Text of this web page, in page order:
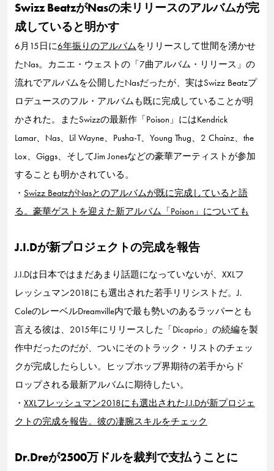
Swizz BeatzがNasの未リリースのアルバムが完
成していると明かす
6月15日に6年振りのアルバムをリリースして世間を湧かせ
たNas。カニエ・ウェストの「7曲アルバム・リリース」の
流れでアルバムを公開したNasだったが、実はSwizz Beatzプ
ロデュースのフル・アルバムも既に完成していることが明
かされた。またSwizzの最新作「Poison」にはKendrick
Lamar、Nas、Lil Wayne、Pusha-T、Young Thug、2 Chainz、the
Lox、Giggs、そしてJim Jonesなどの豪華アーティストが参加
することも明かされている。
・ Swizz BeatzがNasとのアルバムが既に完成していると語
る。豪華ゲストを迎えた新アルバム「Poison」についても
J.I.Dが新プロジェクトの完成を報告
J.I.Dは日本ではまだあまり話題になっていないが、XXLフ
レッシュマン2018にも選出された若手リリシストだ。J.
ColeのレーベルDreamville内で最も勢いのあるラッパーとも
言える彼は、2015年にリリースした「Dicaprio」の続編を製
作中だったのだが、ついにそのトラック・リストのチェッ
クが完成したらしい。ヒップホップ界期待の若手からド
ロップされる最新アルバムに期待したい。
・ XXLフレッシュマン2018にも選出されたJ.I.Dが新プロジェ
クトの完成を報告。彼の凄腕スキルをチェック
Dr.Dreが2500万ドルを裁判で支払うことに